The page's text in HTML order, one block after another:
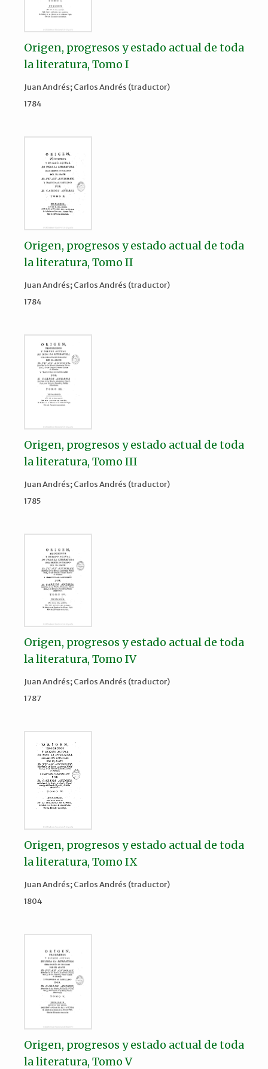
Origen, progresos y estado actual de toda
la literatura, Tomo I
Juan Andrés; Carlos Andrés (traductor)
1784
Origen, progresos y estado actual de toda
la literatura, Tomo II
Juan Andrés; Carlos Andrés (traductor)
1784
Origen, progresos y estado actual de toda
la literatura, Tomo III
Juan Andrés; Carlos Andrés (traductor)
1785
Origen, progresos y estado actual de toda
la literatura, Tomo IV
Juan Andrés; Carlos Andrés (traductor)
1787
Origen, progresos y estado actual de toda
la literatura, Tomo IX
Juan Andrés; Carlos Andrés (traductor)
1804
Origen, progresos y estado actual de toda
la literatura, Tomo V